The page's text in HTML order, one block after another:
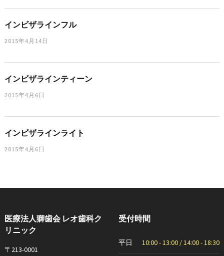
インビザラインフル
2015年4月14日
インビザラインティーン
2015年4月6日
インビザラインライト
2015年4月6日
医療法人獅歯会 レオ歯科ク
リニック
〒213-0001
受付時間
平日 10:00 - 13:00 / 14:00 - 18:30